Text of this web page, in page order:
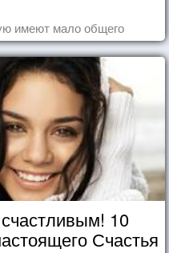
имеют мало общего
10
Счастья